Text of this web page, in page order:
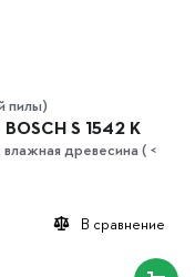
пилы)
S 1542 K
древесина ( <
В сравнение